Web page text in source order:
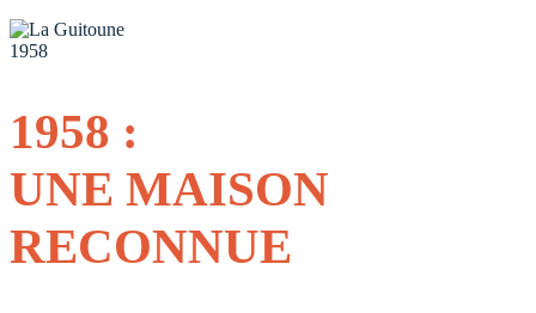
1958
1958 :
UNE MAISON
RECONNUE